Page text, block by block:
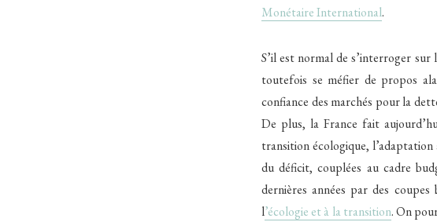
Monétaire International.
S’il est normal de s’interroger
toutefois se méfier de propos
confiance des marchés pour la
De plus, la France fait
transition écologique,
du déficit, couplées au cadre
dernières années par des
l’écologie et à la transition. On